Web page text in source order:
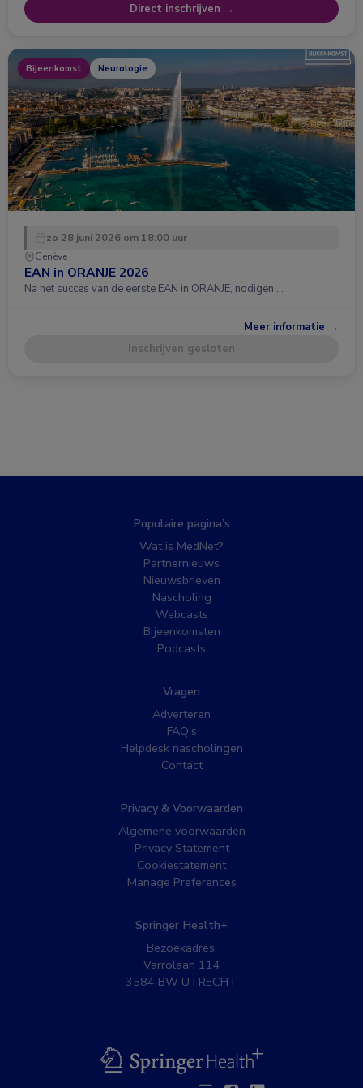
Direct inschrijven →
Bijeenkomst Neurologie
zo 28 juni 2026 om 18:00 uur
Genève
EAN in ORANJE 2026
Na het succes van de eerste EAN in ORANJE, nodigen …
Meer informatie →
Inschrijven gesloten
Populaire pagina’s
Wat is MedNet?
Partnernieuws
Nieuwsbrieven
Nascholing
Webcasts
Bijeenkomsten
Podcasts
Vragen
Adverteren
FAQ’s
Helpdesk nascholingen
Contact
Privacy & Voorwaarden
Algemene voorwaarden
Privacy Statement
Cookiestatement
Manage Preferences
Springer Health+
Bezoekadres:
Varrolaan 114
3584 BW UTRECHT
BSL